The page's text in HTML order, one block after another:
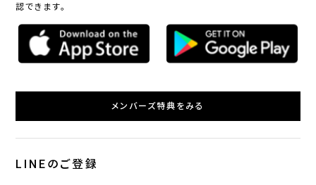
認できます。
メンバーズ特典をみる
LINEのご登録